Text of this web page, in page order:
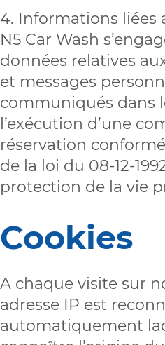
4. Informations liées
N5 Car Wash
données relatives
et messages
communiqués dans
l’exécution d’une
réservation
de la loi du 08-12-
protection de la vie
Cookies
A chaque visite sur
adresse IP est
automatiquement